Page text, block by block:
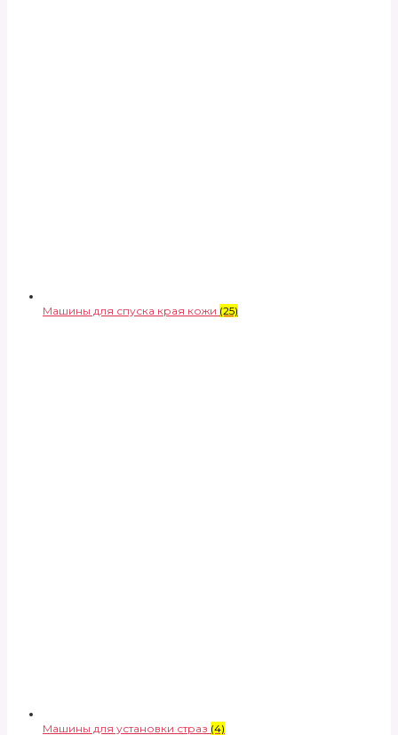
Машины для спуска края кожи (25)
Машины для установки страз (4)